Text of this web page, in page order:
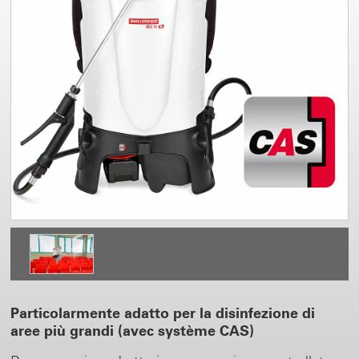
Particolarmente adatto per la disinfezione di
aree più grandi (avec système CAS)